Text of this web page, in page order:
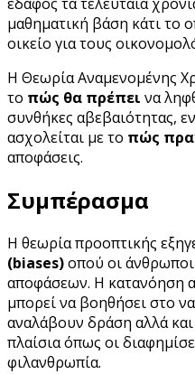
έδαφος τα τελευταία
μαθηματική βάση κάτι το
οικείο για τους
Η Θεωρία Αναμενομένης
το πώς θα πρέπει να
συνθήκες αβεβαιότητας,
ασχολείται με το πώς
αποφάσεις.
Συμπέρασμα
Η θεωρία προοπτικής
(biases)οπού οι
αποφάσεων. Η κατανόηση
μπορεί να βοηθήσει στο
αναλάβουν δράση αλλά
πλαίσια όπως οι
φιλανθρωπία.